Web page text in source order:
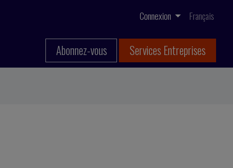
Connexion Français
Abonnez-vous Services Entreprises